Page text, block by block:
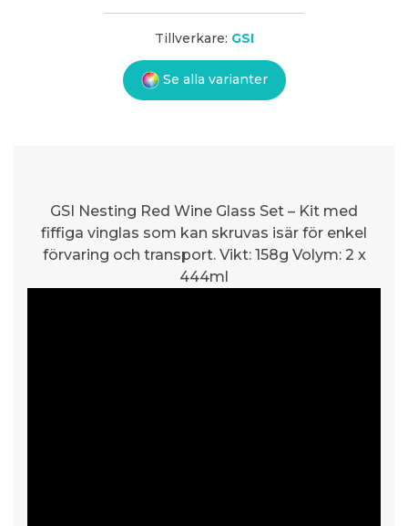
Tillverkare: GSI
Se alla varianter
GSI Nesting Red Wine Glass Set – Kit med
fiffiga vinglas som kan skruvas isär för enkel
förvaring och transport. Vikt: 158g Volym: 2 x
444ml